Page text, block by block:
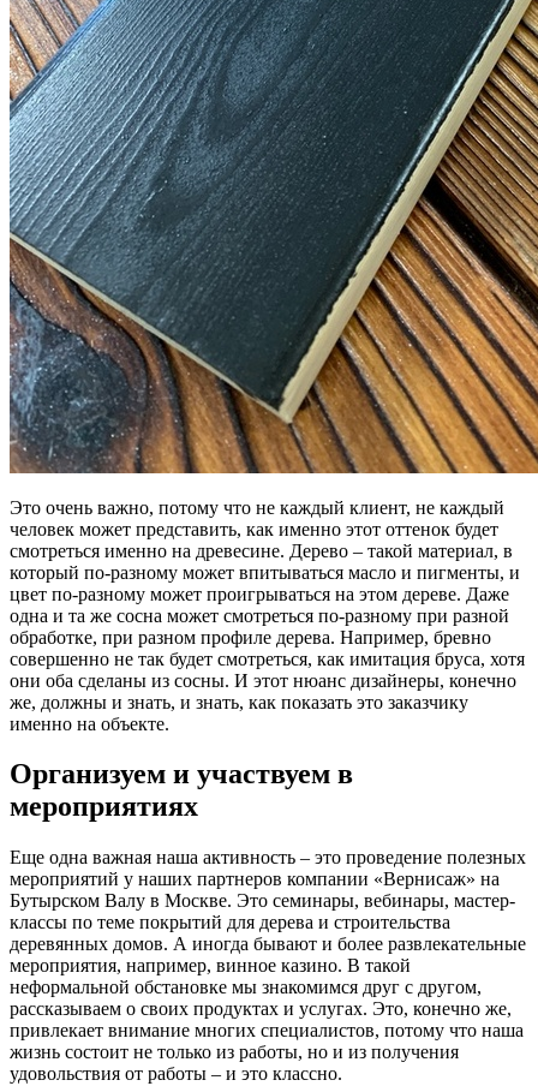
Это очень важно, потому что не каждый клиент, не каждый
человек может представить, как именно этот оттенок будет
смотреться именно на древесине. Дерево – такой материал, в
который по-разному может впитываться масло и пигменты, и
цвет по-разному может проигрываться на этом дереве. Даже
одна и та же сосна может смотреться по-разному при разной
обработке, при разном профиле дерева. Например, бревно
совершенно не так будет смотреться, как имитация бруса, хотя
они оба сделаны из сосны. И этот нюанс дизайнеры, конечно
же, должны и знать, и знать, как показать это заказчику
именно на объекте.
Организуем и участвуем в
мероприятиях
Еще одна важная наша активность – это проведение полезных
мероприятий у наших партнеров компании «Вернисаж» на
Бутырском Валу в Москве. Это семинары, вебинары, мастер-
классы по теме покрытий для дерева и строительства
деревянных домов. А иногда бывают и более развлекательные
мероприятия, например, винное казино. В такой
неформальной обстановке мы знакомимся друг с другом,
рассказываем о своих продуктах и услугах. Это, конечно же,
привлекает внимание многих специалистов, потому что наша
жизнь состоит не только из работы, но и из получения
удовольствия от работы – и это классно.